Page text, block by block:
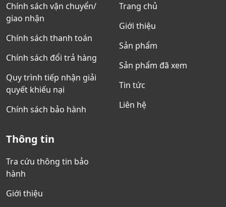
Chính sách vận chuyển/
giao nhận
Chính sách thanh toán
Chính sách đổi trả hàng
Quy trình tiếp nhận giải
quyết khiếu nại
Chính sách bảo hành
Trang chủ
Giới thiệu
Sản phẩm
Sản phẩm đã xem
Tin tức
Liên hệ
Thông tin
Tra cứu thông tin bảo
hành
Giới thiệu